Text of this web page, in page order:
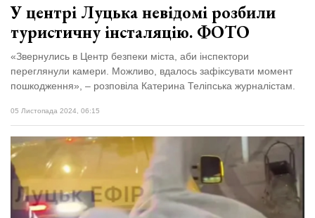
У центрі Луцька невідомі розбили
туристичну інсталяцію. ФОТО
«Звернулись в Центр безпеки міста, аби інспектори
переглянули камери. Можливо, вдалось зафіксувати момент
пошкодження», – розповіла Катерина Теліпська журналістам.
05 Листопада 2024, 06:15